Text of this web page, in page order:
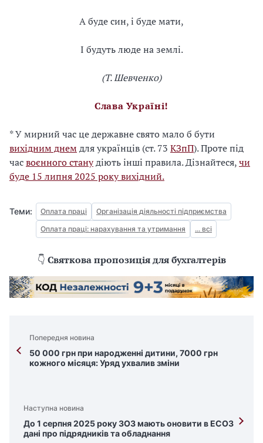
А буде син, і буде мати,
І будуть люде на землі.
(Т. Шевченко)
Слава Україні!
* У мирний час це державне свято мало б бути
вихідним днемдля українців (ст. 73 КЗпП). Проте під
часвоєнного станудіють інші правила. Дізнайтеся,чи
буде 15 липня 2025 року вихідний.
Теми: Оплата праці
Організація діяльності підприємства
Оплата праці: нарахування та утримання
... всі
👇 Святкова пропозиція для бухгалтерів
Попередня новина
50 000 грн при народженні дитини, 7000 грн
кожного місяця: Уряд ухвалив зміни
Наступна новина
До 1 серпня 2025 року ЗОЗ мають оновити в ЕСОЗ
дані про підрядників та обладнання